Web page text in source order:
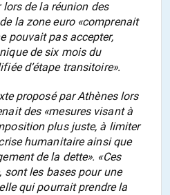
de la réunion des
la zone euro «comprenait
pouvait pas accepter,
de six mois du
d’étape transitoire».
proposé par Athènes lors
des «mesures visant à
plus juste, à limiter
humanitaire ainsi que
de la dette». «Ces
sont les bases pour une
qui pourrait prendre la